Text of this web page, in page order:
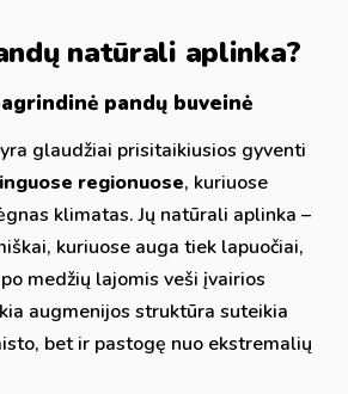
natūrali aplinka?
pandų buveinė
glaudžiai prisitaikiusios gyventi
regionuose, kuriuose
klimatas. Jų natūrali aplinka –
kuriuose auga tiek lapuočiai,
medžių lajomis veši įvairios
augmenijos struktūra suteikia
bet ir pastogę nuo ekstremalių